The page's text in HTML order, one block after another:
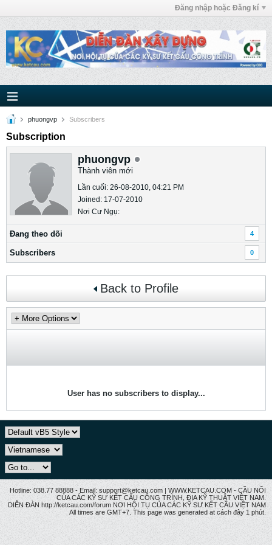
Đăng nhập hoặc Đăng kí
phuongvp Subscribers
Subscription
phuongvp
Thành viên mới
Lần cuối: 26-08-2010, 04:21 PM
Joined: 17-07-2010
Nơi Cư Ngụ:
Ðang theo dõi 4
Subscribers 0
Back to Profile
User has no subscribers to display...
Hotline: 038.77 88888 - Email: support@ketcau.com | WWW.KETCAU.COM - CẦU NỐI
CỦA CÁC KỸ SƯ KẾT CẤU CÔNG TRÌNH, ĐỊA KỸ THUẬT VIỆT NAM.
DIỄN ĐÀN http://ketcau.com/forum NƠI HỘI TỤ CỦA CÁC KỸ SƯ KẾT CÂU VIỆT NAM
All times are GMT+7. This page was generated at cách đây 1 phút.